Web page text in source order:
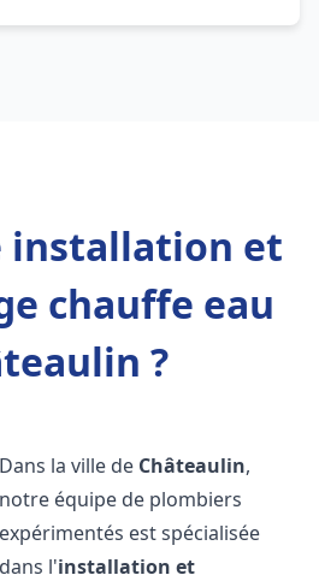
installation et
chauffe eau
?
Dans la ville de Châteaulin,
notre équipe de plombiers
expérimentés est spécialisée
dans l'installation et